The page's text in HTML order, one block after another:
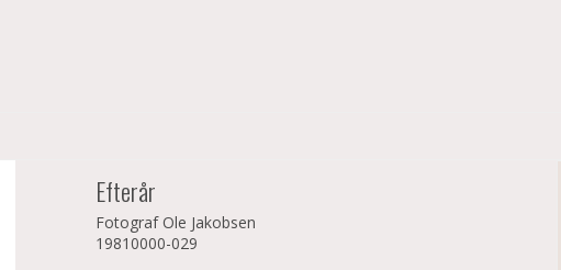
Efterår
Fotograf Ole Jakobsen
19810000-029